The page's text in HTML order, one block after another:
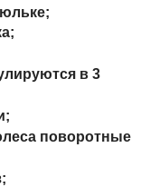
в 3
поворотные